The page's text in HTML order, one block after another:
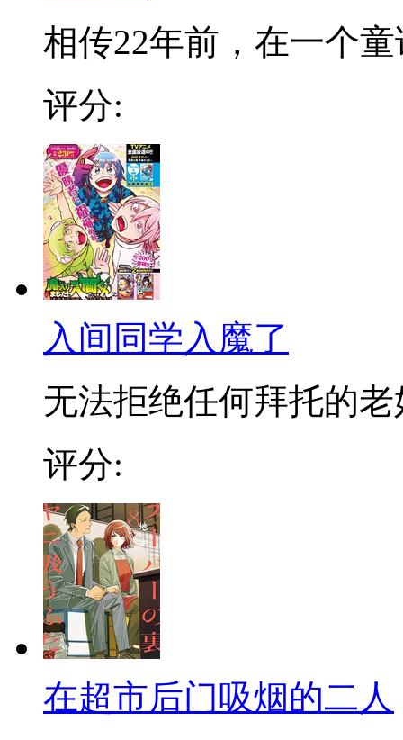
相传22年前，在一个
评分:
入间同学入魔了
无法拒绝任何拜托的老
评分:
在超市后门吸烟的二人